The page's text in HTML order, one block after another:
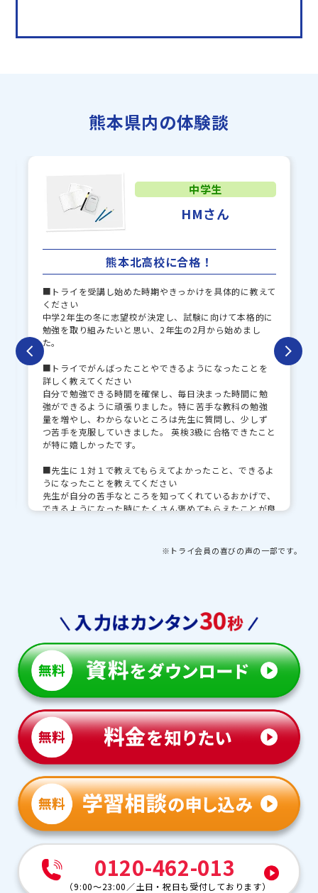
熊本県内の体験談
中学生
HMさん
熊本北高校に合格！
■トライを受講し始めた時期やきっかけを具体的に教えて
ください
中学2年生の冬に志望校が決定し、試験に向けて本格的に
勉強を取り組みたいと思い、2年生の2月から始めまし
た。
■トライでがんばったことやできるようになったことを
詳しく教えてください
自分で勉強できる時間を確保し、毎日決まった時間に勉
強ができるように頑張りました。特に苦手な教科の勉強
量を増やし、わからないところは先生に質問し、少しず
つ苦手を克服していきました。 英検3級に合格できたこと
が特に嬉しかったです。
■先生に１対１で教えてもらえてよかったこと、できるよ
うになったことを教えてください
先生が自分の苦手なところを知ってくれているおかげで、
できるようになった時にたくさん褒めてもらえたことが良
■先生・教育プランナーとの思い出や印象的な出来事を
に合わせた志望校選択のアドバイスもいただけたので、
とても感謝しています。
■トライで授業以外にがんばったことを教えてください
受験に向けた面接対策を頑張りました。授業の時間や昼
休みなどを使ったりして ほぼ毎日取り組みました。学校
の先生たちに協力してもらい、自分をアピールできる方法
をたくさん考えました。
※トライ会員の喜びの声の一部です。
0120-462-013
（9:00～23:00 ／土日・祝日も受付しております）